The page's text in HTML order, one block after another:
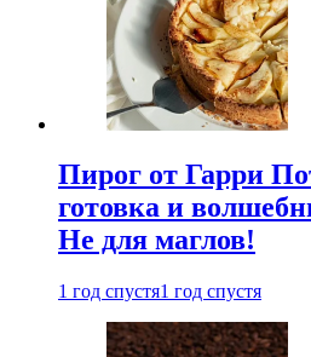
Пирог от Гарри
готовка и
Не для маглов!
1 год спустя1 год спустя